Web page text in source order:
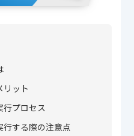
リット
行プロセス
する際の注意点